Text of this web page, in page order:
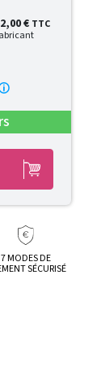
€ TTC
7 MODES DE
SÉCURISÉ